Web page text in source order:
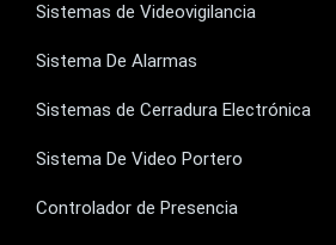
Sistemas de Videovigilancia
Sistema De Alarmas
Sistemas de Cerradura Electrónica
Sistema De Video Portero
Controlador de Presencia